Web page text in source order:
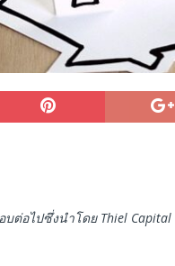
บต่อไปซึ่งนำโดย Thiel Capital